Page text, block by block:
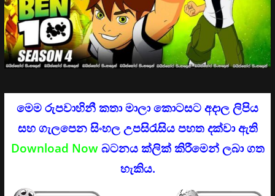
මෙම රුපවාහිනී කතා මාලා කොටසට අදාල ලිපිය
සහ ගැලපෙන සිංහල උපසිරැසිය පහත දක්වා ඇති
Download Nowබටනය ක්ලික් කිරීමෙන් ලබා ගත
හැකිය.